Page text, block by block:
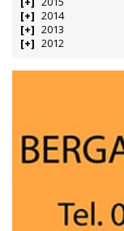
2014
2013
2012